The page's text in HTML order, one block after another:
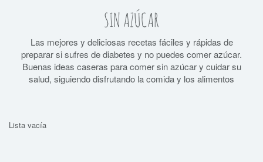
SIN AZÚCAR
Las mejores y deliciosas recetas fáciles y rápidas de
preparar si sufres de diabetes y no puedes comer azúcar.
Buenas ideas caseras para comer sin azúcar y cuidar su
salud, siguiendo disfrutando la comida y los alimentos
Lista vacía